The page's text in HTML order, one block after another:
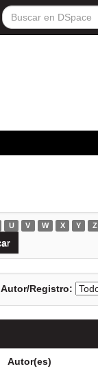
U V W X Y Z
Autor/Registro:
Autor(es)